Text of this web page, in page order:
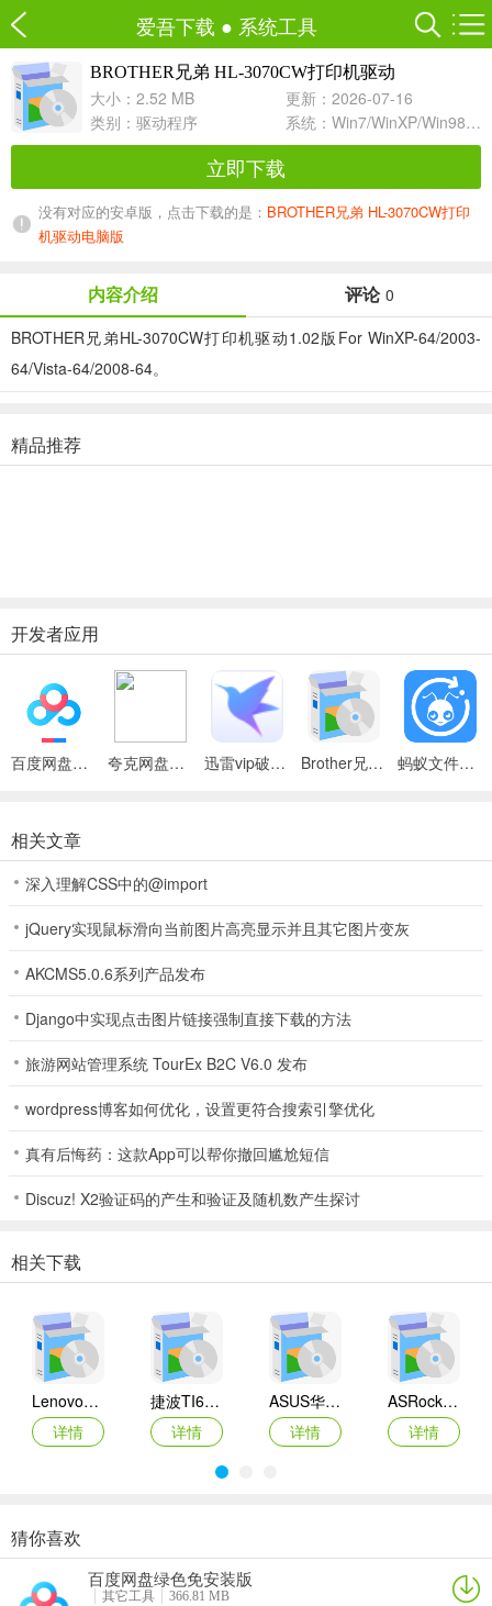
爱吾下载 ● 系统工具
BROTHER兄弟 HL-3070CW打印机驱动
1.02 For WinXP-64/2003-64/Vista-64/2008-64
大小：2.52 MB
更新：2026-07-16
类别： 驱动程序 系统：Win7/WinXP/Win98/Win8/Win10兼容软件
立即下载
没有对应的安卓版，点击下载的是： BROTHER兄弟 HL-3070CW打印
机驱动电脑版
内容介绍 评论 0
BROTHER兄弟HL-3070CW打印机驱动1.02版For WinXP-64/2003-
64/Vista-64/2008-64。
精品推荐
开发者应用
百度网盘绿色免安装Pc电脑版 夸克网盘官方正式版 迅雷vip破解版永久会员2024版 Brother兄弟 MFC-8480DN多功能一体机ISIS驱动 蚂蚁文件（数据恢复大师）
相关文章
深入理解CSS中的@import
jQuery实现鼠标滑向当前图片高亮显示并且其它图片变灰
AKCMS5.0.6系列产品发布
Django中实现点击图片链接强制直接下载的方法
旅游网站管理系统 TourEx B2C V6.0 发布
wordpress博客如何优化，设置更符合搜索引擎优化
真有后悔药：这款App可以帮你撤回尴尬短信
Discuz! X2验证码的产生和验证及随机数产生探讨
相关下载
Lenovo联想 Ideapad Z465/Z565系列笔记本 声卡驱动
详情
捷波TI61AG-A主板BIOS
详情
ASUS华硕F1A55-M LX3 R2.0主板BIOS
详情
ASRock华擎IMB-A160主板BIOS
详情
奥睿科PAS3062-2E/PAS3062-2S/PAS3064-2S2E系列扩展卡驱动
详情
Canon佳能 PowerShot A310 WIA驱动
详情
AMD Mobility Radeon HD 2000/HD 3000/HD 4000/HD 5000系列移动显卡催化剂驱动
映泰Hi-Fi H77S 5.x主板BIOS
猜你喜欢
百度网盘绿色免安装版
其它工具
366.81 MB